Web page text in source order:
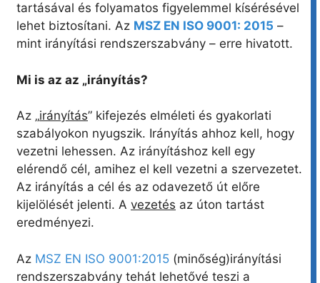
tartásával és folyamatos figyelemmel kísérésével
lehet biztosítani. Az MSZ EN ISO 9001: 2015 –
mint irányítási rendszerszabvány – erre hivatott.
Mi is az az „irányítás?
Az „irányítás” kifejezés elméleti és gyakorlati
szabályokon nyugszik. Irányítás ahhoz kell, hogy
vezetni lehessen. Az irányításhoz kell egy
elérendő cél, amihez el kell vezetni a szervezetet.
Az irányítás a cél és az odavezető út előre
kijelölését jelenti. A vezetés az úton tartást
eredményezi.
Az MSZ EN ISO 9001:2015 (minőség)irányítási
rendszerszabvány tehát lehetővé teszi a